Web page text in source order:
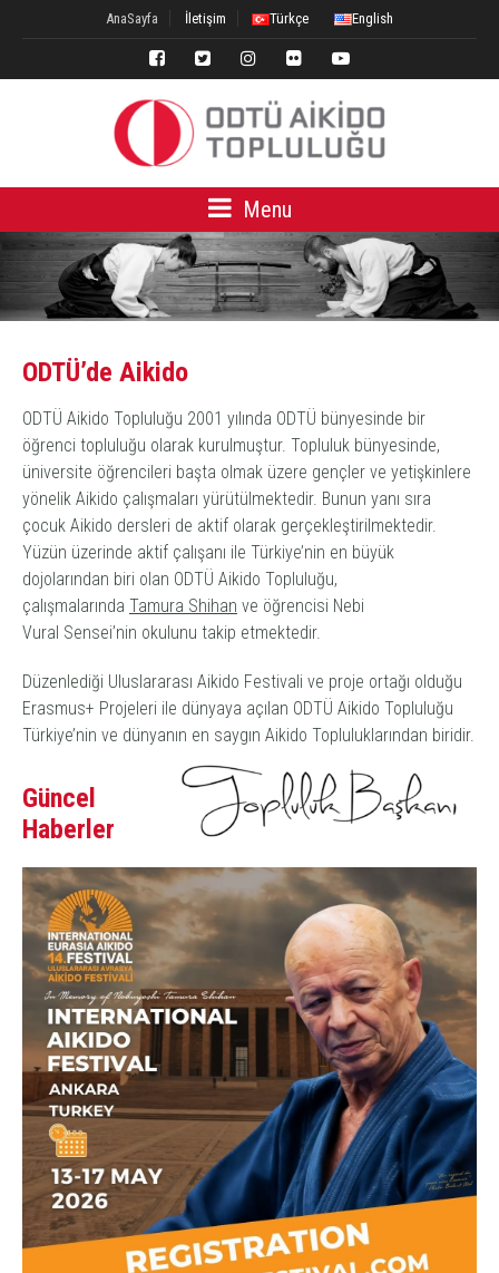
AnaSayfa İletişim Türkçe English
Menu
ODTÜ’de Aikido
ODTÜ Aikido Topluluğu 2001 yılında ODTÜ bünyesinde bir
öğrenci topluluğu olarak kurulmuştur. Topluluk bünyesinde,
üniversite öğrencileri başta olmak üzere gençler ve yetişkinlere
yönelik Aikido çalışmaları yürütülmektedir. Bunun yanı sıra
çocuk Aikido dersleri de aktif olarak gerçekleştirilmektedir.
Yüzün üzerinde aktif çalışanı ile Türkiye’nin en büyük
dojolarından biri olan ODTÜ Aikido Topluluğu,
çalışmalarında Tamura Shihan ve öğrencisi Nebi
Vural Sensei’nin okulunu takip etmektedir.
Düzenlediği Uluslararası Aikido Festivali ve proje ortağı olduğu
Erasmus+ Projeleri ile dünyaya açılan ODTÜ Aikido Topluluğu
Türkiye’nin ve dünyanın en saygın Aikido Topluluklarından biridir.
Güncel
Haberler